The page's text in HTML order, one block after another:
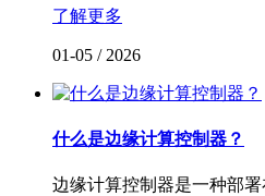
了解更多
01-05 / 2026
什么是边缘计算控制器？
边缘计算控制器是一种部